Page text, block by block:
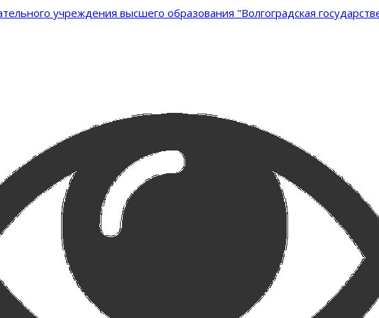
учреждения высшего образования "Волгоградская